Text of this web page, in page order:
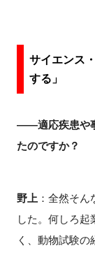
サイエンス
する」
――適応疾患や
たのですか？
野上 ：全然そ
した。何しろ起
く、動物試験